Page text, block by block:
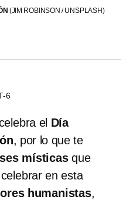
(JIM ROBINSON / UNSPLASH)
6
el Día
, por lo que te
místicasque
en esta
humanistas,